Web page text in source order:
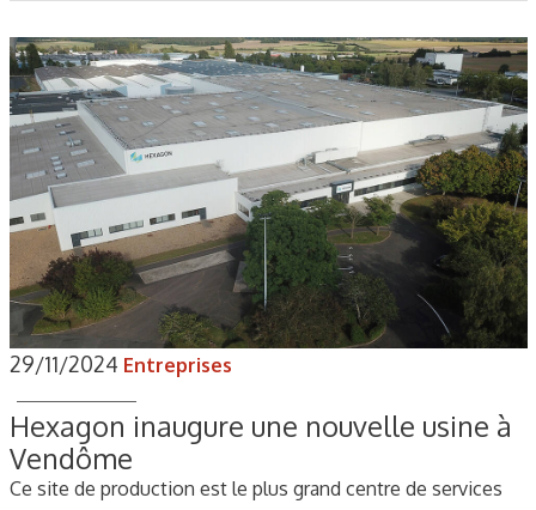
29/11/2024 Entreprises
Hexagon inaugure une nouvelle usine à
Vendôme
Ce site de production est le plus grand centre de services